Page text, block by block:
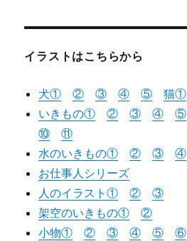
ン
イラストはこちらから
犬① ② ③ ④ ⑤ 猫①
いきもの①
② ③ ④ ⑤
⑩
⑪
水のいきもの①
② ③
④
お仕事人シリーズ
人のイラスト①
②
③
架空のいきもの①
②
小物①
② ③ ④ ⑤ ⑥